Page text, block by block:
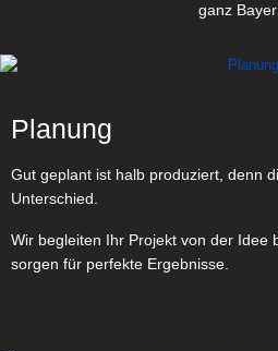
ganz
Planung
Gut geplant ist halb produziert, denn
Unterschied.
Wir begleiten Ihr Projekt von der Idee
sorgen für perfekte Ergebnisse.